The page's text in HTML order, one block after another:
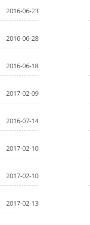
2016-06-23
2016-06-28
2016-06-18
2017-02-09
2016-07-14
2017-02-10
2017-02-10
2017-02-13